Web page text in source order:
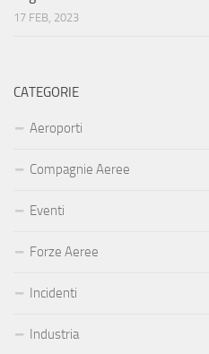
17 FEB, 2023
CATEGORIE
Aeroporti
Compagnie Aeree
Eventi
Forze Aeree
Incidenti
Industria